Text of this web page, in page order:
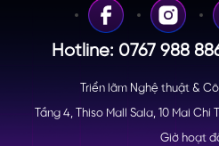
Hotline: 0767 988
Triển lãm Nghệ thuật &
Tầng 4, Thiso Mall Sala, 10 Mai Chí
Giờ hoạt